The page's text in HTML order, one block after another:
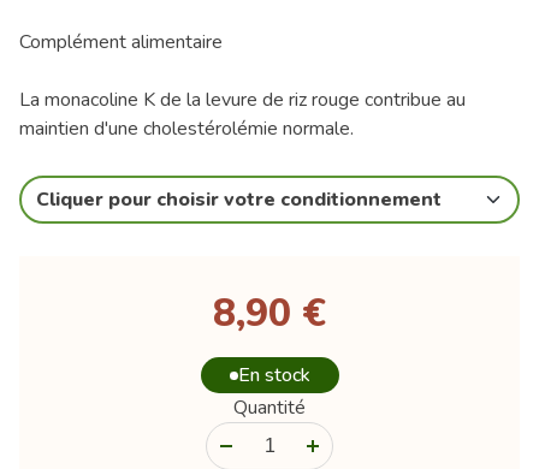
Complément alimentaire
La monacoline K de la levure de riz rouge contribue au
maintien d'une cholestérolémie normale.
Cliquer pour choisir votre conditionnement
8,90 €
En stock
Quantité